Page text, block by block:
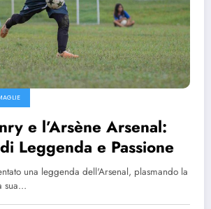
e l’Arsène Arsenal:
Leggenda e Passione
una leggenda dell'Arsenal, plasmando la
sua…